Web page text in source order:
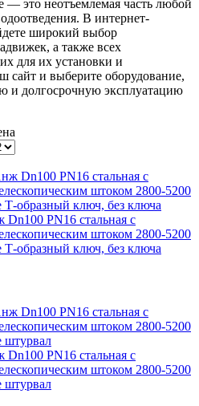
это неотъемлемая часть любой
В интернет-
широкий выбор
а также всех
для их установки и
сайт и выберите оборудование,
и долгосрочную эксплуатацию
PN16 стальная с
штоком 2800-5200
образный ключ, без ключа
PN16 стальная с
штоком 2800-5200
штурвал